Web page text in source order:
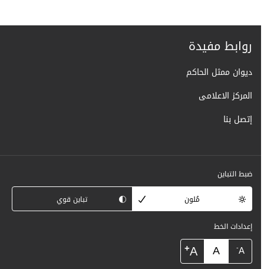
روابط مفيدة
ديوان ممثل الحاكم
المركز الاعلامى
إتصل بنا
ضبط التباين
مُلون
تباين قوي
إعدادات الخط
A
-
A
A
+